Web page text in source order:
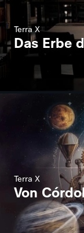
Terra X
Das Erbe
Terra X
Von